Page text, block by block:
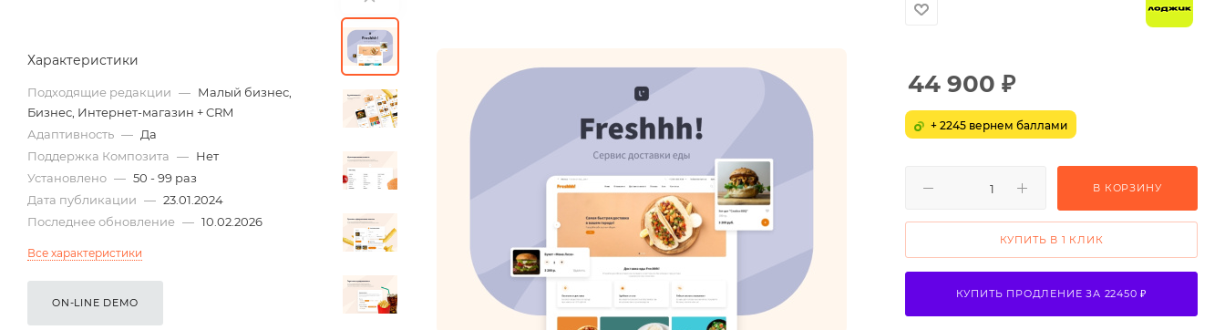
Характеристики
Подходящие редакции — Малый бизнес,
Бизнес, Интернет-магазин + CRM
Адаптивность — Да
Поддержка Композита — Нет
Установлено — 50 - 99 раз
Дата публикации — 23.01.2024
Последнее обновление — 10.02.2026
Все характеристики
ON-LINE DEMO
44 900 ₽
+ 2245 вернем баллами
В КОРЗИНУ
КУПИТЬ В 1 КЛИК
КУПИТЬ ПРОДЛЕНИЕ ЗА 22450 ₽